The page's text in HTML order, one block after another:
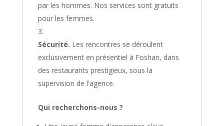
par les hommes. Nos services sont gratuits
pour les femmes.
Sécurité. Les rencontres se déroulent
exclusivement en présentiel à Foshan, dans
des restaurants prestigieux, sous la
supervision de l'agence.
Qui recherchons-nous ?